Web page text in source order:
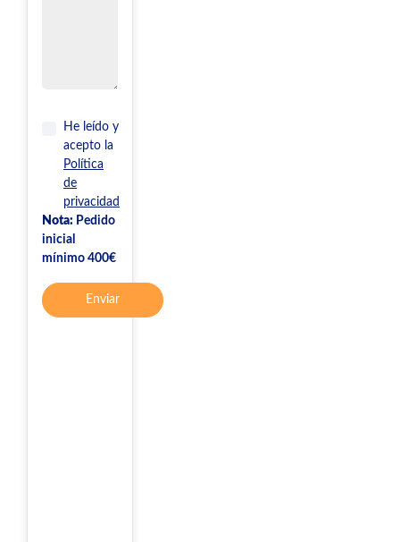
He leído y
acepto la
Política
de
privacidad
Nota: Pedido
inicial
mínimo 400€
Enviar